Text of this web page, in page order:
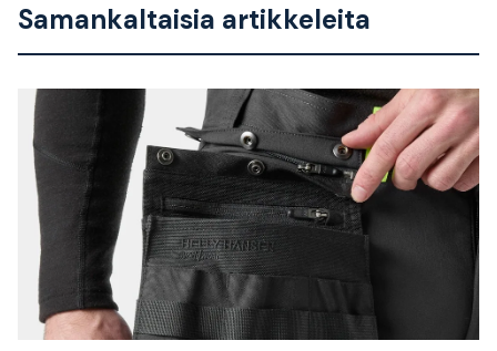
Samankaltaisia artikkeleita